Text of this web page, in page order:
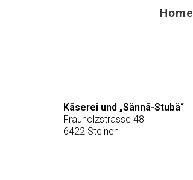
Home
Käserei und „Sännä-Stubä“
Frauholzstrasse 48
6422 Steinen